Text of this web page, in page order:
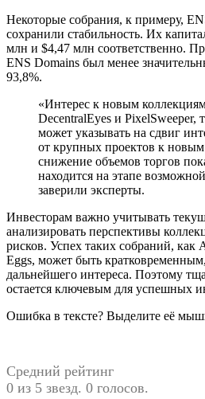
Некоторые собрания, к примеру,
сохранили стабильность. Их
млн и $4,47 млн соответственно.
ENS Domains был менее
93,8%.
«Интерес к новым
DecentralEyes и PixelSweeper,
может указывать на сдвиг
от крупных проектов к
снижение объемов торгов
находится на этапе
заверили эксперты.
Инвесторам важно учитывать
анализировать перспективы
рисков. Успех таких собраний, как
Eggs, может быть
дальнейшего интереса. Поэтому
остается ключевым для успешных
Ошибка в тексте? Выделите её
Средний рейтинг
0 из 5 звезд. 0 голосов.